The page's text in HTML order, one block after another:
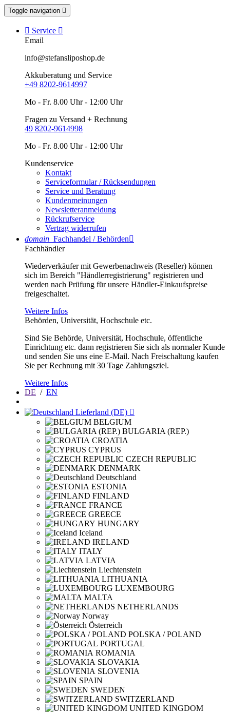
Toggle navigation 
 Service 
Email
info@stefansliposhop.de
Akkuberatung und Service
+49 8202-9614997
Mo - Fr. 8.00 Uhr - 12:00 Uhr
Fragen zu Versand + Rechnung
49 8202-9614998
Mo - Fr. 8.00 Uhr - 12:00 Uhr
Kundenservice
Kontakt
Serviceformular / Rücksendungen
Service und Beratung
Kundenmeinungen
Newsletteranmeldung
Rückrufservice
Vertrag widerrufen
domain Fachhandel / Behörden
Fachhändler
Wiederverkäufer mit Gewerbenachweis (Reseller) können
sich im Bereich "Händlerregistrierung" registrieren und
werden nach Prüfung für unsere Händler-Einkaufspreise
freigeschaltet.
Weitere Infos
Behörden, Universität, Hochschule etc.
Sind Sie Behörde, Universität, Hochschule, öffentliche
Einrichtung etc. dann registrieren Sie sich als normaler Kunde
und senden Sie uns eine E-Mail. Nach Freischaltung kaufen
Sie per Rechnung mit 30 Tage Zahlungsziel.
Weitere Infos
DE / EN
Lieferland (DE) 
BELGIUM
BULGARIA (REP.)
CROATIA
CYPRUS
CZECH REPUBLIC
DENMARK
Deutschland
ESTONIA
FINLAND
FRANCE
GREECE
HUNGARY
Iceland
IRELAND
ITALY
LATVIA
Liechtenstein
LITHUANIA
LUXEMBOURG
MALTA
NETHERLANDS
Norway
Österreich
POLSKA / POLAND
PORTUGAL
ROMANIA
SLOVAKIA
SLOVENIA
SPAIN
SWEDEN
SWITZERLAND
UNITED KINGDOM